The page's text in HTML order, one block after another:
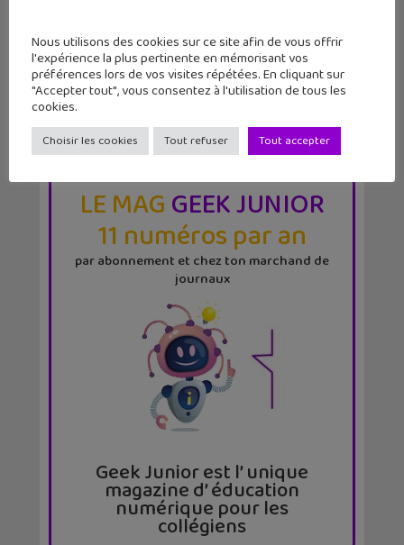
LE MAGGEEK JUNIOR
11 numéros par an
par abonnement et chez ton marchand de
journaux
Geek Junior est l’ unique
magazine d’ éducation
numérique pour les
collégiens
Nous utilisons des cookies sur ce site afin de vous offrir
l'expérience la plus pertinente en mémorisant vos
préférences lors de vos visites répétées. En cliquant sur
"Accepter tout", vous consentez à l'utilisation de tous les
cookies.
Choisir les cookies Tout refuser Tout accepter